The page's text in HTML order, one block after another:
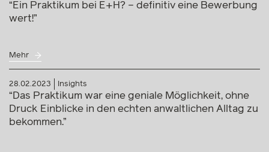
“Ein Praktikum bei E+H? – definitiv eine Bewerbung
wert!”
Mehr
28.02.2023 Insights
“Das Praktikum war eine geniale Möglichkeit, ohne
Druck Einblicke in den echten anwaltlichen Alltag zu
bekommen.”